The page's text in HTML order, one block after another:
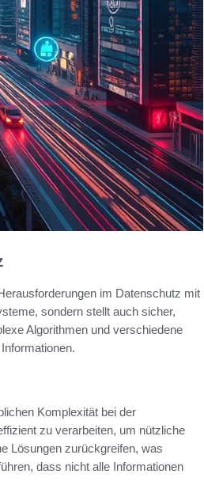
im Datenschutz mit
sondern stellt auch sicher,
Algorithmen und verschiedene
Komplexität bei der
zu verarbeiten, um nützliche
Lösungen zurückgreifen, was
dass nicht alle Informationen